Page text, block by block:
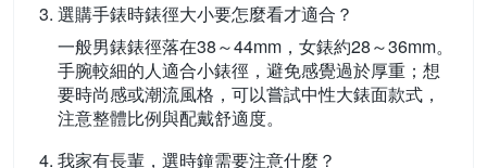
選購手錶時錶徑大小要怎麼看才適合？
一般男錶錶徑落在38～44mm，女錶約28～36mm。
手腕較細的人適合小錶徑，避免感覺過於厚重；想
要時尚感或潮流風格，可以嘗試中性大錶面款式，
注意整體比例與配戴舒適度。
我家有長輩，選時鐘需要注意什麼？